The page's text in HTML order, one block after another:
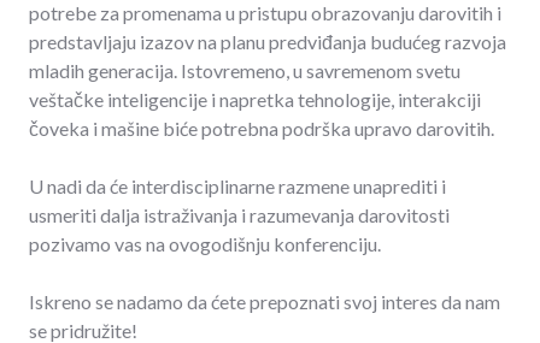
potrebe za promenama u pristupu obrazovanju darovitih i
predstavljaju izazov na planu predviđanja budućeg razvoja
mladih generacija. Istovremeno, u savremenom svetu
veštačke inteligencije i napretka tehnologije, interakciji
čoveka i mašine biće potrebna podrška upravo darovitih.
U nadi da će interdisciplinarne razmene unaprediti i
usmeriti dalja istraživanja i razumevanja darovitosti
pozivamo vas na ovogodišnju konferenciju.
Iskreno se nadamo da ćete prepoznati svoj interes da nam
se pridružite!